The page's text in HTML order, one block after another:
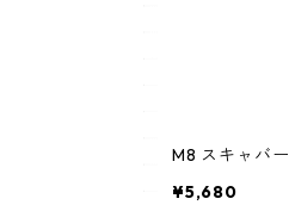
M8 スキャ
¥5,680